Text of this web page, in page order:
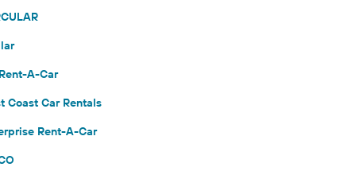
A-Car
Coast Car Rentals
Rent-A-Car